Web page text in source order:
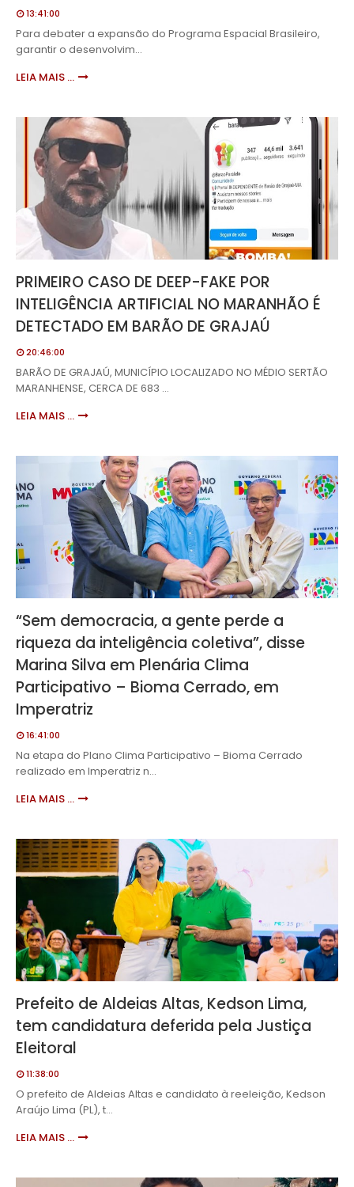
13:41:00
Para debater a expansão do Programa Espacial Brasileiro,
garantir o desenvolvim…
LEIA MAIS ...
PRIMEIRO CASO DE DEEP-FAKE POR
INTELIGÊNCIA ARTIFICIAL NO MARANHÃO É
DETECTADO EM BARÃO DE GRAJAÚ
20:46:00
BARÃO DE GRAJAÚ, MUNICÍPIO LOCALIZADO NO MÉDIO SERTÃO
MARANHENSE, CERCA DE 683 …
LEIA MAIS ...
“Sem democracia, a gente perde a
riqueza da inteligência coletiva”, disse
Marina Silva em Plenária Clima
Participativo – Bioma Cerrado, em
Imperatriz
16:41:00
Na etapa do Plano Clima Participativo – Bioma Cerrado
realizado em Imperatriz n…
LEIA MAIS ...
Prefeito de Aldeias Altas, Kedson Lima,
tem candidatura deferida pela Justiça
Eleitoral
11:38:00
O prefeito de Aldeias Altas e candidato à reeleição, Kedson
Araújo Lima (PL), t…
LEIA MAIS ...